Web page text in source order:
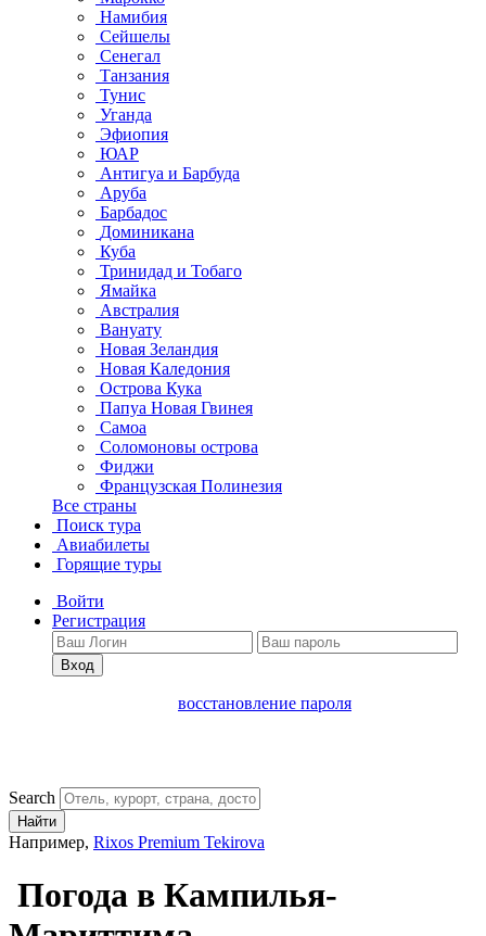
Намибия
Сейшелы
Сенегал
Танзания
Тунис
Уганда
Эфиопия
ЮАР
Антигуа и Барбуда
Аруба
Барбадос
Доминикана
Куба
Тринидад и Тобаго
Ямайка
Австралия
Вануату
Новая Зеландия
Новая Каледония
Острова Кука
Папуа Новая Гвинея
Самоа
Соломоновы острова
Фиджи
Французская Полинезия
Все страны
Поиск тура
Авиабилеты
Горящие туры
Войти
Регистрация
Вход
восстановление пароля
Search
Найти
Например, Rixos Premium Tekirova
Погода в Кампилья-